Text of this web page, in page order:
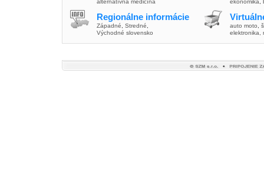
alternatívna medicína
Regionálne informácie
Západné Stredné
Východné slovensko
ekonomika
auto moto
elektronika,